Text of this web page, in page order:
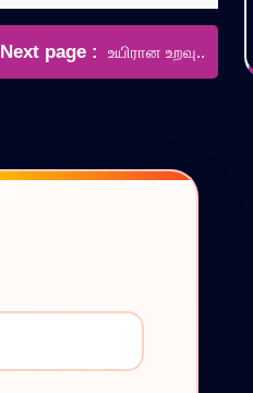
Next page
Newer
உயிரான உறவு..